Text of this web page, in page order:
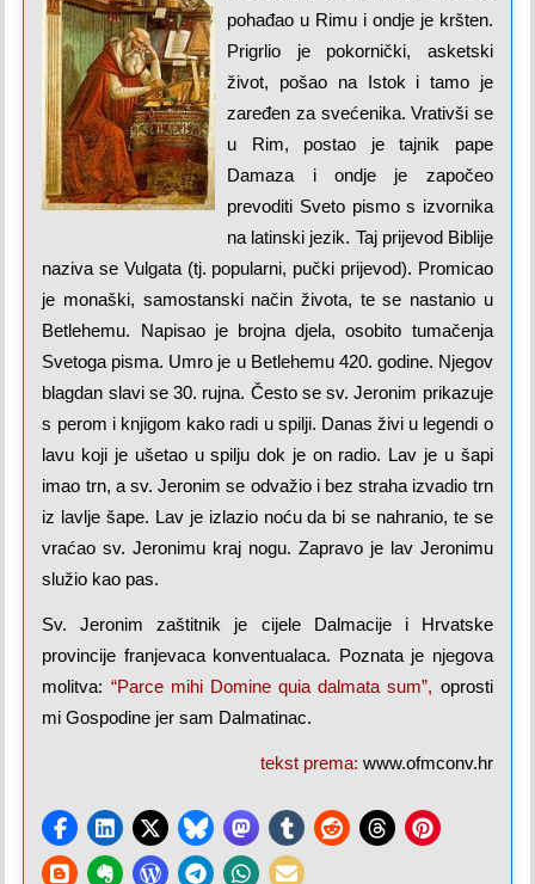
pohađao u Rimu i ondje je kršten.
Prigrlio je pokornički, asketski
život, pošao na Istok i tamo je
zaređen za svećenika. Vrativši se
u Rim, postao je tajnik pape
Damaza i ondje je započeo
prevoditi Sveto pismo s izvornika
na latinski jezik. Taj prijevod Biblije
naziva se Vulgata (tj. popularni, pučki prijevod). Promicao
je monaški, samostanski način života, te se nastanio u
Betlehemu. Napisao je brojna djela, osobito tumačenja
Svetoga pisma. Umro je u Betlehemu 420. godine. Njegov
blagdan slavi se 30. rujna. Često se sv. Jeronim prikazuje
s perom i knjigom kako radi u spilji. Danas živi u legendi o
lavu koji je ušetao u spilju dok je on radio. Lav je u šapi
imao trn, a sv. Jeronim se odvažio i bez straha izvadio trn
iz lavlje šape. Lav je izlazio noću da bi se nahranio, te se
vraćao sv. Jeronimu kraj nogu. Zapravo je lav Jeronimu
služio kao pas.
Sv. Jeronim zaštitnik je cijele Dalmacije i Hrvatske
provincije franjevaca konventualaca. Poznata je njegova
molitva: “Parce mihi Domine quia dalmata sum”, oprosti
mi Gospodine jer sam Dalmatinac.
tekst prema: www.ofmconv.hr